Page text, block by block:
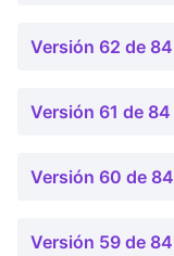
Versión 62 de 84
Versión 61 de 84
Versión 60 de 84
Versión 59 de 84